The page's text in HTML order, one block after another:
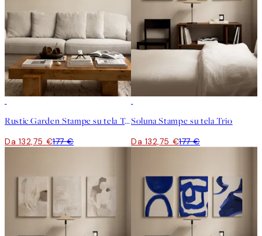
Rustic Garden Stampe su tela Trio
Da 132,75 €177 €
Soluna Stampe su tela Trio
Da 132,75 €177 €